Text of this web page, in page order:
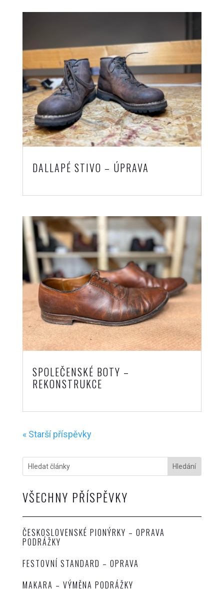
DALLAPÉ STIVO – ÚPRAVA
SPOLEČENSKÉ BOTY –
REKONSTRUKCE
« Starší příspěvky
VŠECHNY PŘÍSPĚVKY
ČESKOSLOVENSKÉ PIONÝRKY – OPRAVA
PODRÁŽKY
FESTOVNÍ STANDARD – OPRAVA
MAKARA – VÝMĚNA PODRÁŽKY